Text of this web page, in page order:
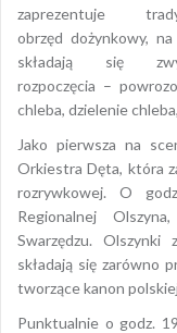
zaprezentuje
obrzęd dożynkowy,
składają się
rozpoczęcia –
chleba, dzielenie
Jako pierwsza na
Orkiestra Dęta, która
rozrywkowej. O
Regionalnej
Swarzędzu.
składają się zarówno
tworzące kanon
Punktualnie o godz.